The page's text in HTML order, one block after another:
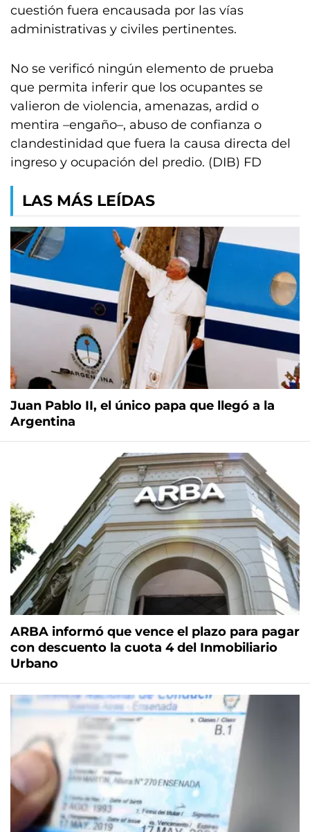
cuestión fuera encausada por las vías
administrativas y civiles pertinentes.
No se verificó ningún elemento de prueba
que permita inferir que los ocupantes se
valieron de violencia, amenazas, ardid o
mentira –engaño–, abuso de confianza o
clandestinidad que fuera la causa directa del
ingreso y ocupación del predio. (DIB) FD
LAS MÁS LEÍDAS
Juan Pablo II, el único papa que llegó a la
Argentina
ARBA informó que vence el plazo para pagar
con descuento la cuota 4 del Inmobiliario
Urbano